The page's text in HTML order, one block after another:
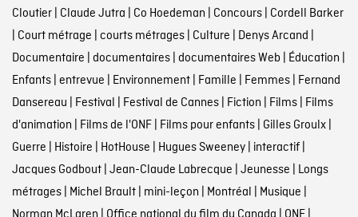
Cloutier| Claude Jutra Co Hoedeman Concours| Cordell Barker
Court métrage courts métrages| Culture Denys Arcand
Documentaire documentaires| documentaires Web Éducation
Enfants| entrevue Environnement| Famille Femmes| Fernand
Dansereau Festival Festival de Cannes| Fiction Films| Films
d'animation Films de l'ONF| Films pour enfants| Gilles Groulx|
Guerre Histoire HotHouse Hugues Sweeney| interactif|
Jacques Godbout| Jean-Claude Labrecque Jeunesse Longs
métrages| Michel Brault| mini-leçon Montréal Musique